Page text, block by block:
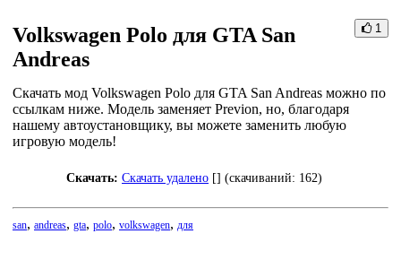
1
Volkswagen Polo для GTA San
Andreas
Скачать мод Volkswagen Polo для GTA San Andreas можно по
ссылкам ниже. Модель заменяет Previon, но, благодаря
нашему автоустановщику, вы можете заменить любую
игровую модель!
Скачать: Скачать удалено [] (cкачиваний: 162)
san, andreas, gta, polo, volkswagen, для